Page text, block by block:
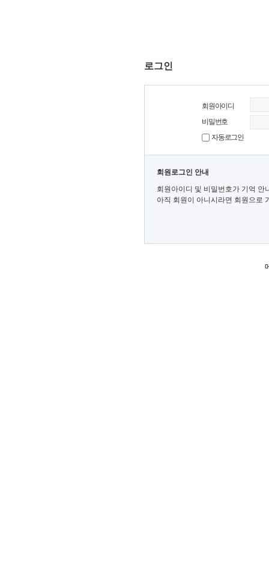
로그인
회원아이디
비밀번호
자동로그인
회원로그인 안내
회원아이디 및 비밀번호가 기억 안
아직 회원이 아니시라면 회원으로